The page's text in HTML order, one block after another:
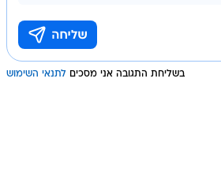
בשליחת התגובה אני מסכים לתנאי השימוש